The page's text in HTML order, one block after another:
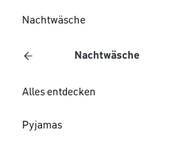
Nachtwäsche
Nachtwäsche
Alles entdecken
Pyjamas